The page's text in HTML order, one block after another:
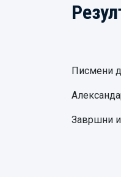
Писмени
Завршни